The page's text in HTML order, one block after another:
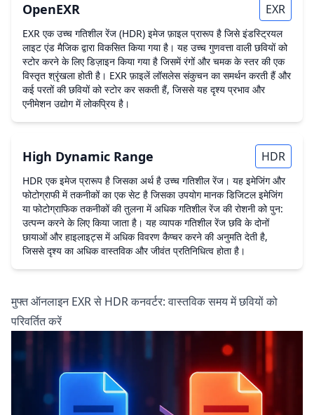
OpenEXR EXR
EXR एक उच्च गतिशील रेंज (HDR) इमेज फ़ाइल प्रारूप है जिसे इंडस्ट्रियल
लाइट एंड मैजिक द्वारा विकसित किया गया है। यह उच्च गुणवत्ता वाली छवियों को
स्टोर करने के लिए डिज़ाइन किया गया है जिसमें रंगों और चमक के स्तर की एक
विस्तृत श्रृंखला होती है। EXR फ़ाइलें लॉसलेस संकुचन का समर्थन करती हैं और
कई परतों की छवियों को स्टोर कर सकती हैं, जिससे यह दृश्य प्रभाव और
एनीमेशन उद्योग में लोकप्रिय है।
High Dynamic Range HDR
HDR एक इमेज प्रारूप है जिसका अर्थ है उच्च गतिशील रेंज। यह इमेजिंग और
फोटोग्राफी में तकनीकों का एक सेट है जिसका उपयोग मानक डिजिटल इमेजिंग
या फोटोग्राफिक तकनीकों की तुलना में अधिक गतिशील रेंज की रोशनी को पुन:
उत्पन्न करने के लिए किया जाता है। यह व्यापक गतिशील रेंज छवि के दोनों
छायाओं और हाइलाइट्स में अधिक विवरण कैप्चर करने की अनुमति देती है,
जिससे दृश्य का अधिक वास्तविक और जीवंत प्रतिनिधित्व होता है।
मुफ्त ऑनलाइन EXR से HDR कनवर्टर: वास्तविक समय में छवियों को
परिवर्तित करें